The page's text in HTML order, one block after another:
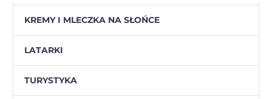
KREMY I MLECZKA NA SŁOŃCE
LATARKI
TURYSTYKA